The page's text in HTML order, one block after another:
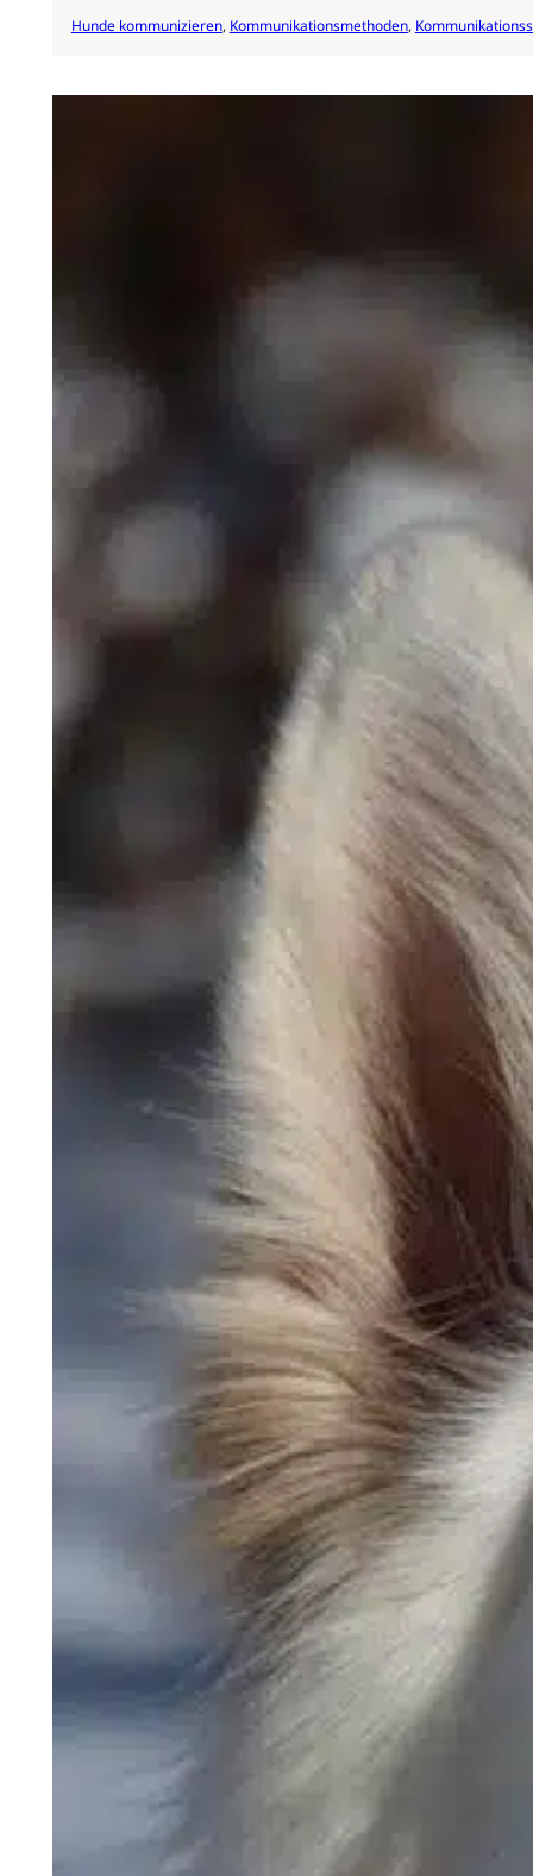
Hunde kommunizieren, Kommunikationsmethoden,